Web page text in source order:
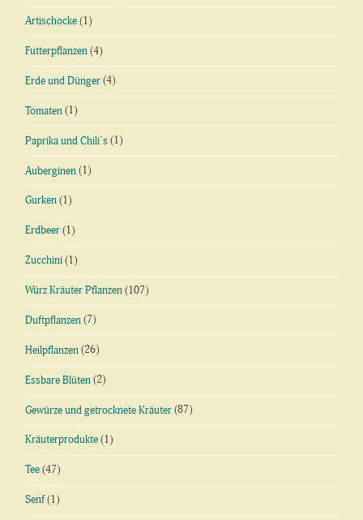
Artischocke (1)
Futterpflanzen (4)
Erde und Dünger (4)
Tomaten (1)
Paprika und Chili´s (1)
Auberginen (1)
Gurken (1)
Erdbeer (1)
Zucchini (1)
Würz Kräuter Pflanzen (107)
Duftpflanzen (7)
Heilpflanzen (26)
Essbare Blüten (2)
Gewürze und getrocknete Kräuter (87)
Kräuterprodukte (1)
Tee (47)
Senf(1)